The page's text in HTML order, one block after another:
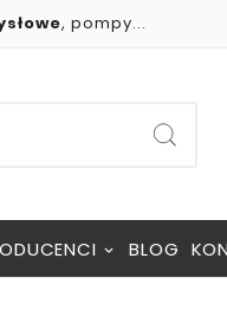
, pompy...
BLOG